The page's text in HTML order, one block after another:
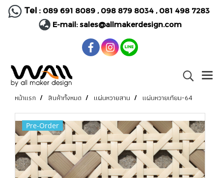
Tel : 089 691 8089, 098 879 8034 , 081 498 7283
E-mail:sales@allmakerdesign.com
หน้าแรก สินค้าทั้งหมด แผ่นหวายสาน แผ่นหวายเทียม-64
Pre-Order